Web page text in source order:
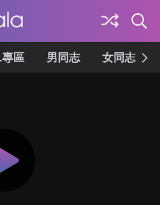
區 男同志 女同志